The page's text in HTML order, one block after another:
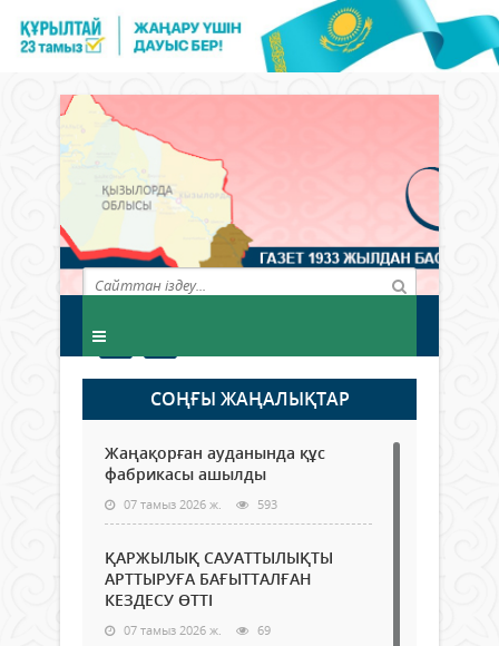
СОҢҒЫ ЖАҢАЛЫҚТАР
Жаңақорған ауданында құс
фабрикасы ашылды
07 тамыз 2026 ж. 593
ҚАРЖЫЛЫҚ САУАТТЫЛЫҚТЫ
АРТТЫРУҒА БАҒЫТТАЛҒАН
КЕЗДЕСУ ӨТТІ
07 тамыз 2026 ж. 69